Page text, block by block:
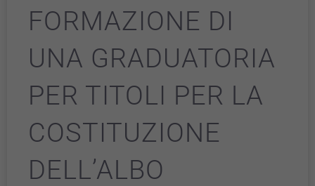
FORMAZIONE DI
UNA GRADUATORIA
PER TITOLI PER LA
COSTITUZIONE
DELL’ALBO